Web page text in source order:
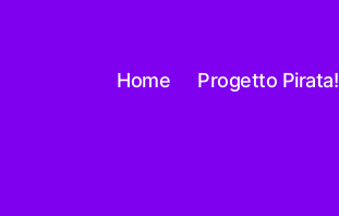
Home Progetto Pirata!